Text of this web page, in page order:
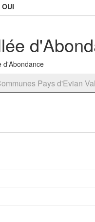
OUI
d'Abondance
Pays d'Evian